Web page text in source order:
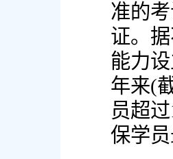
准的
证。
能力
年来(
员超
保学员